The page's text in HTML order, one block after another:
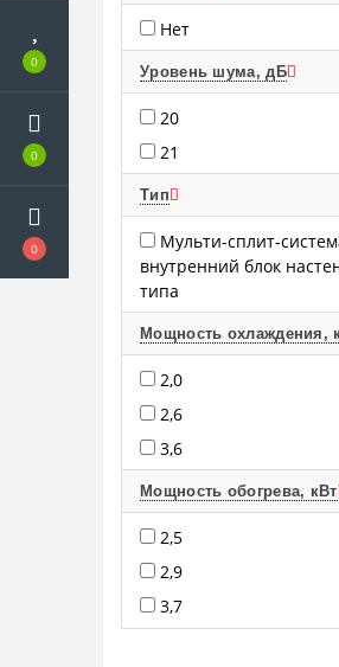
0
0
0
Нет
Уровень шума, дБ
20
21
Тип
Мульти-сплит-
внутренний блок
типа
Мощность охлаждения,
2,0
2,6
3,6
Мощность обогрева, кВт
2,5
2,9
3,7